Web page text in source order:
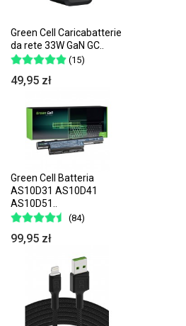
Green Cell Caricabatterie
da rete 33W GaN GC..
(15)
49,95 zł
Green Cell Batteria
AS10D31 AS10D41
AS10D51..
(84)
99,95 zł